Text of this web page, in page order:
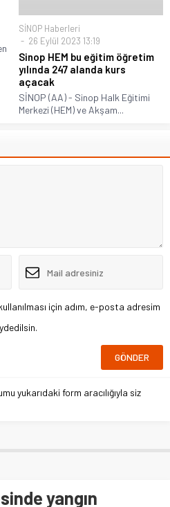
SİNOP Haberleri
26 Eylül 2023 13:19
Sinop HEM bu eğitim öğretim
yılında 247 alanda kurs
açacak
SİNOP (AA) - Sinop Halk Eğitimi
Merkezi (HEM) ve Akşam...
için adım, e-posta adresim
yukarıdaki form aracılığıyla siz
yangın